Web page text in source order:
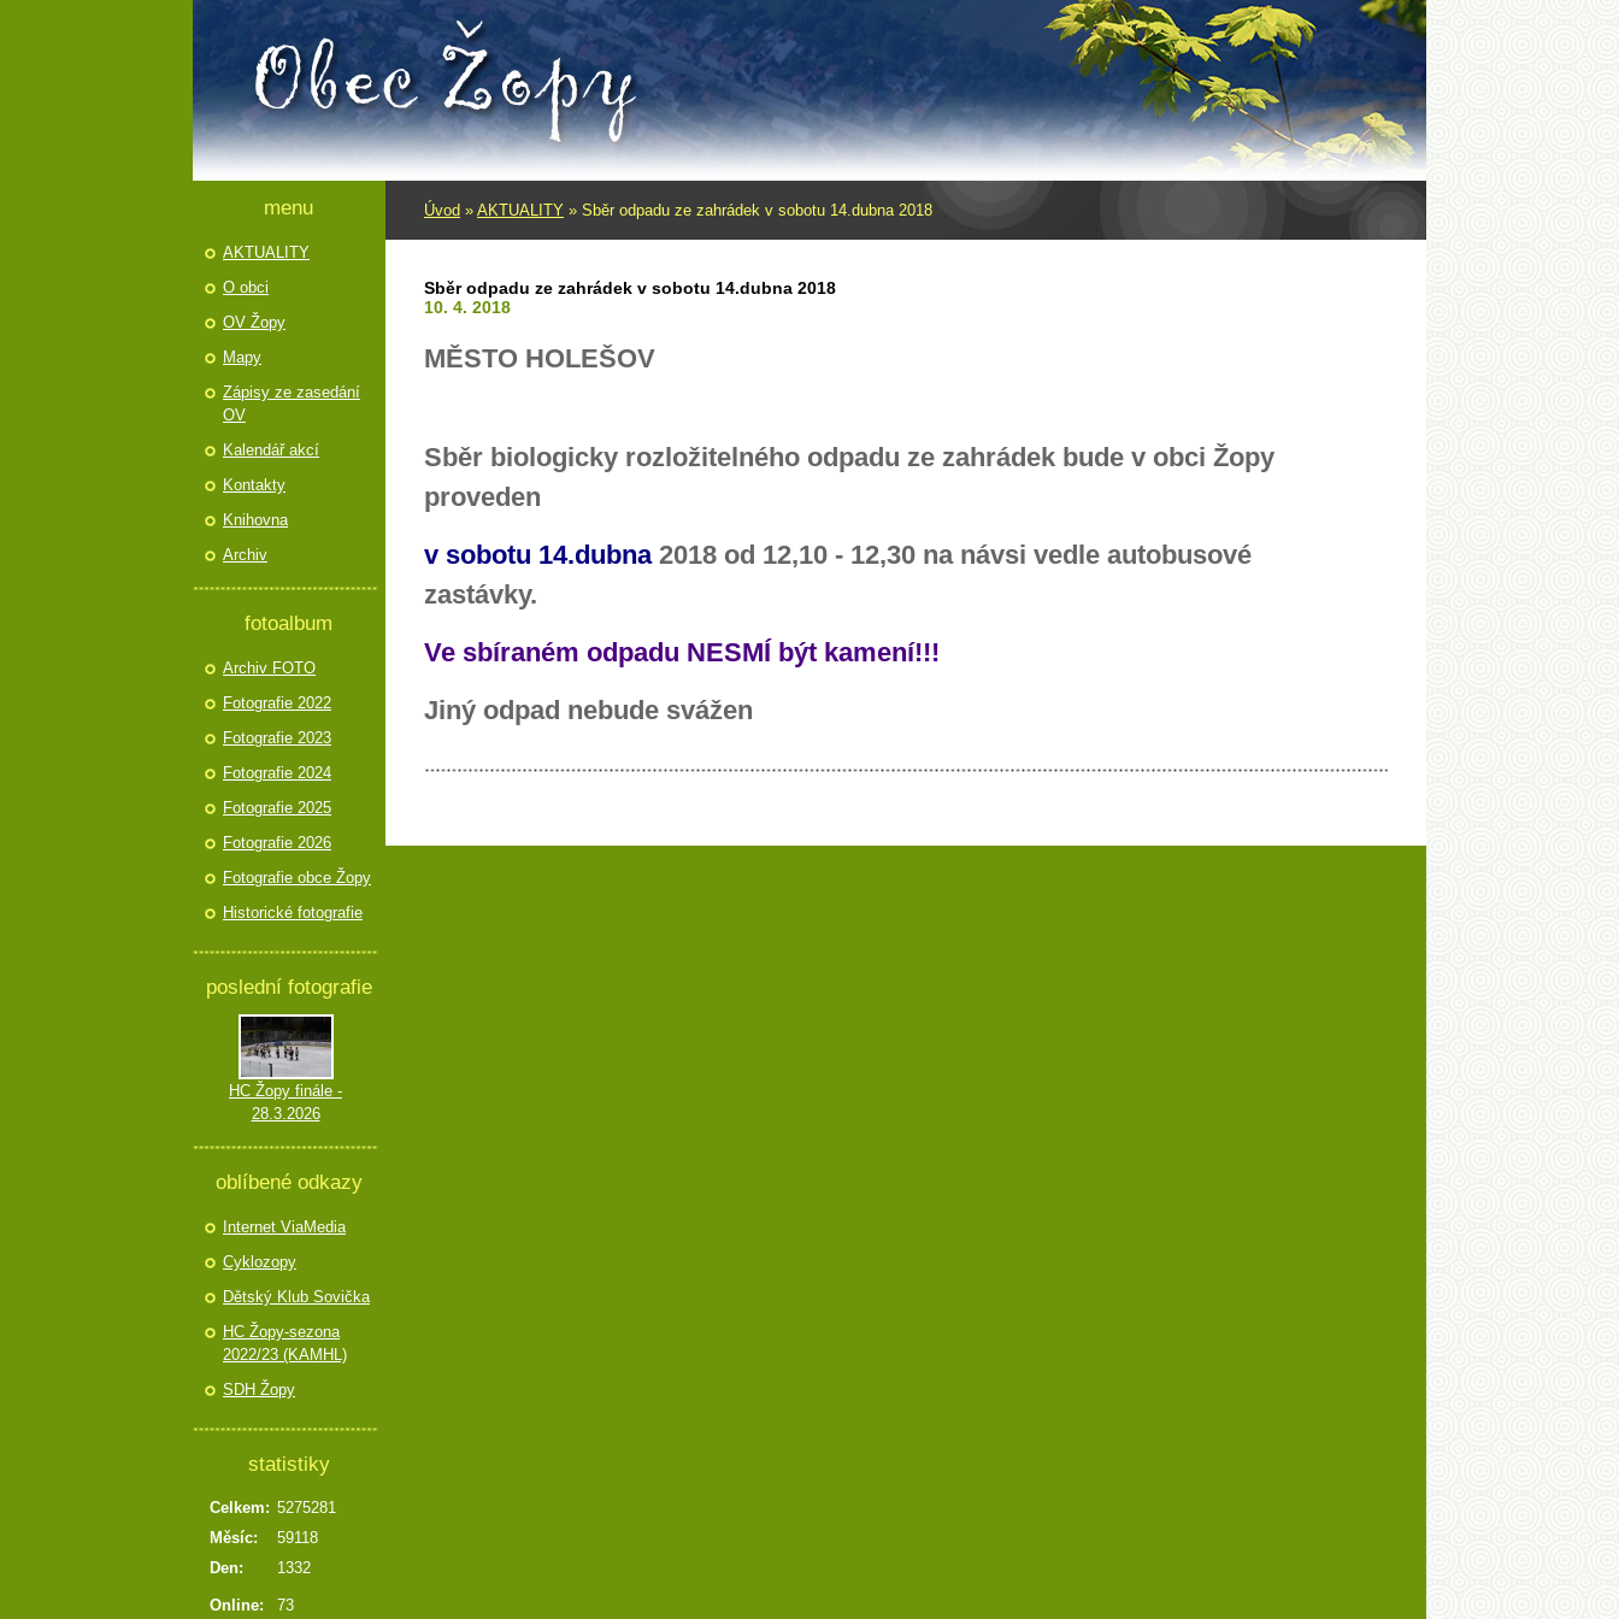
Úvod » AKTUALITY » Sběr odpadu ze zahrádek v sobotu 14.dubna 2018
Sběr odpadu ze zahrádek v sobotu 14.dubna 2018
10. 4. 2018
MĚSTO HOLEŠOV
Sběr biologicky rozložitelného odpadu ze zahrádek bude v obci Žopy
proveden
v sobotu 14.dubna2018 od 12,10 - 12,30 na návsi vedle autobusové
zastávky.
Ve sbíraném odpadu NESMÍ být kamení!!!
Jiný odpad nebude svážen
menu
AKTUALITY
O obci
OV Žopy
Mapy
Zápisy ze zasedání
OV
Kalendář akcí
Kontakty
Knihovna
Archiv
fotoalbum
Archiv FOTO
Fotografie 2022
Fotografie 2023
Fotografie 2024
Fotografie 2025
Fotografie 2026
Fotografie obce Žopy
Historické fotografie
poslední fotografie
HC Žopy finále -
28.3.2026
oblíbené odkazy
Internet ViaMedia
Cyklozopy
Dětský Klub Sovička
HC Žopy-sezona
2022/23 (KAMHL)
SDH Žopy
statistiky
Online: 73
Celkem: 5275281
Měsíc:
59118
Den:
1332